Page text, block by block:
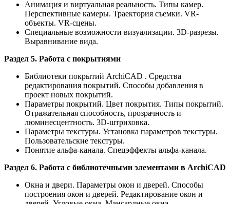
Анимация и виртуальная реальность. Типы камер.
Перспективные камеры. Траектория съемки. VR-
объекты. VR-сцены.
Специальные возможности визуализации. 3D-разрезы.
Выравнивание вида.
Раздел 5. Работа с покрытиями
Библиотеки покрытий ArchiCAD . Средства
редактирования покрытий. Способы добавления в
проект новых покрытий.
Параметры покрытий. Цвет покрытия. Типы покрытий.
Отражательная способность, прозрачность и
люминесцентность. 3D-штриховка.
Параметры текстуры. Установка параметров текстуры.
Пользовательские текстуры.
Понятие альфа-канала. Спецэффекты альфа-канала.
Раздел 6. Работа с библиотечными элементами в ArchiCAD
Окна и двери. Параметры окон и дверей. Способы
построения окон и дверей. Редактирование окон и